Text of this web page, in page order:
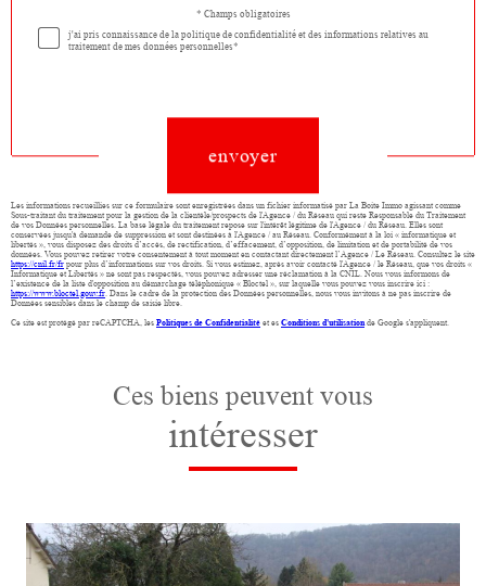
* Champs obligatoires
j'ai pris connaissance de la politique de confidentialité et des informations relatives au
traitement de mes données personnelles*
envoyer
Les informations recueillies sur ce formulaire sont enregistrées dans un fichier informatisé par La Boite Immo agissant comme
Sous-traitant du traitement pour la gestion de la clientèle/prospects de l'Agence / du Réseau qui reste Responsable du Traitement
de vos Données personnelles. La base légale du traitement repose sur l'intérêt légitime de l'Agence / du Réseau. Elles sont
conservées jusqu'à demande de suppression et sont destinées à l'Agence / au Réseau. Conformément à la loi « informatique et
libertés », vous disposez des droits d’accès, de rectification, d’effacement, d’opposition, de limitation et de portabilité de vos
données. Vous pouvez retirer votre consentement à tout moment en contactant directement l’Agence / Le Réseau. Consultez le site
https://cnil.fr/fr pour plus d’informations sur vos droits. Si vous estimez, après avoir contacté l'Agence / le Réseau, que vos droits «
Informatique et Libertés » ne sont pas respectés, vous pouvez adresser une réclamation à la CNIL. Nous vous informons de
l’existence de la liste d'opposition au démarchage téléphonique « Bloctel », sur laquelle vous pouvez vous inscrire ici :
https://www.bloctel.gouv.fr. Dans le cadre de la protection des Données personnelles, nous vous invitons à ne pas inscrire de
Données sensibles dans le champ de saisie libre.
Ce site est protégé par reCAPTCHA, les Politiques de Confidentialité et es Conditions d'utilisationde Google s'appliquent.
Ces biens peuvent vous
intéresser